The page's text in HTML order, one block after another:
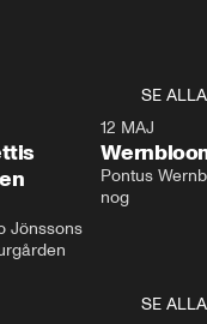
SE ALLA
0:34
Jönssons
12 MAJ
Pontus
nog
SE ALLA